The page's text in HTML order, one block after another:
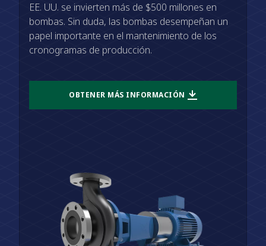
EE. UU. se invierten más de $500 millones en
bombas. Sin duda, las bombas desempeñan un
papel importante en el mantenimiento de los
cronogramas de producción.
OBTENER MÁS INFORMACIÓN